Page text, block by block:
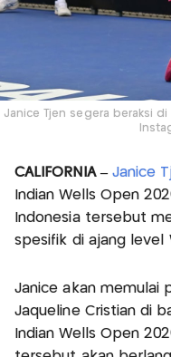
Janice Tjen segera beraksi
CALIFORNIA – Janice
Indian Wells Open
Indonesia tersebut
spesifik di ajang level
Janice akan memulai
Jaqueline Cristian di
Indian Wells Open